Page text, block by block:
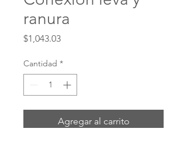
ranura
$1,043.03Precio
Cantidad *
Agregar al carrito